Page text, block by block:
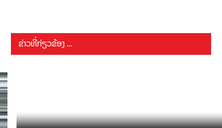
ຂ່າວທີ່ກ່ຽວຂ້ອງ ...